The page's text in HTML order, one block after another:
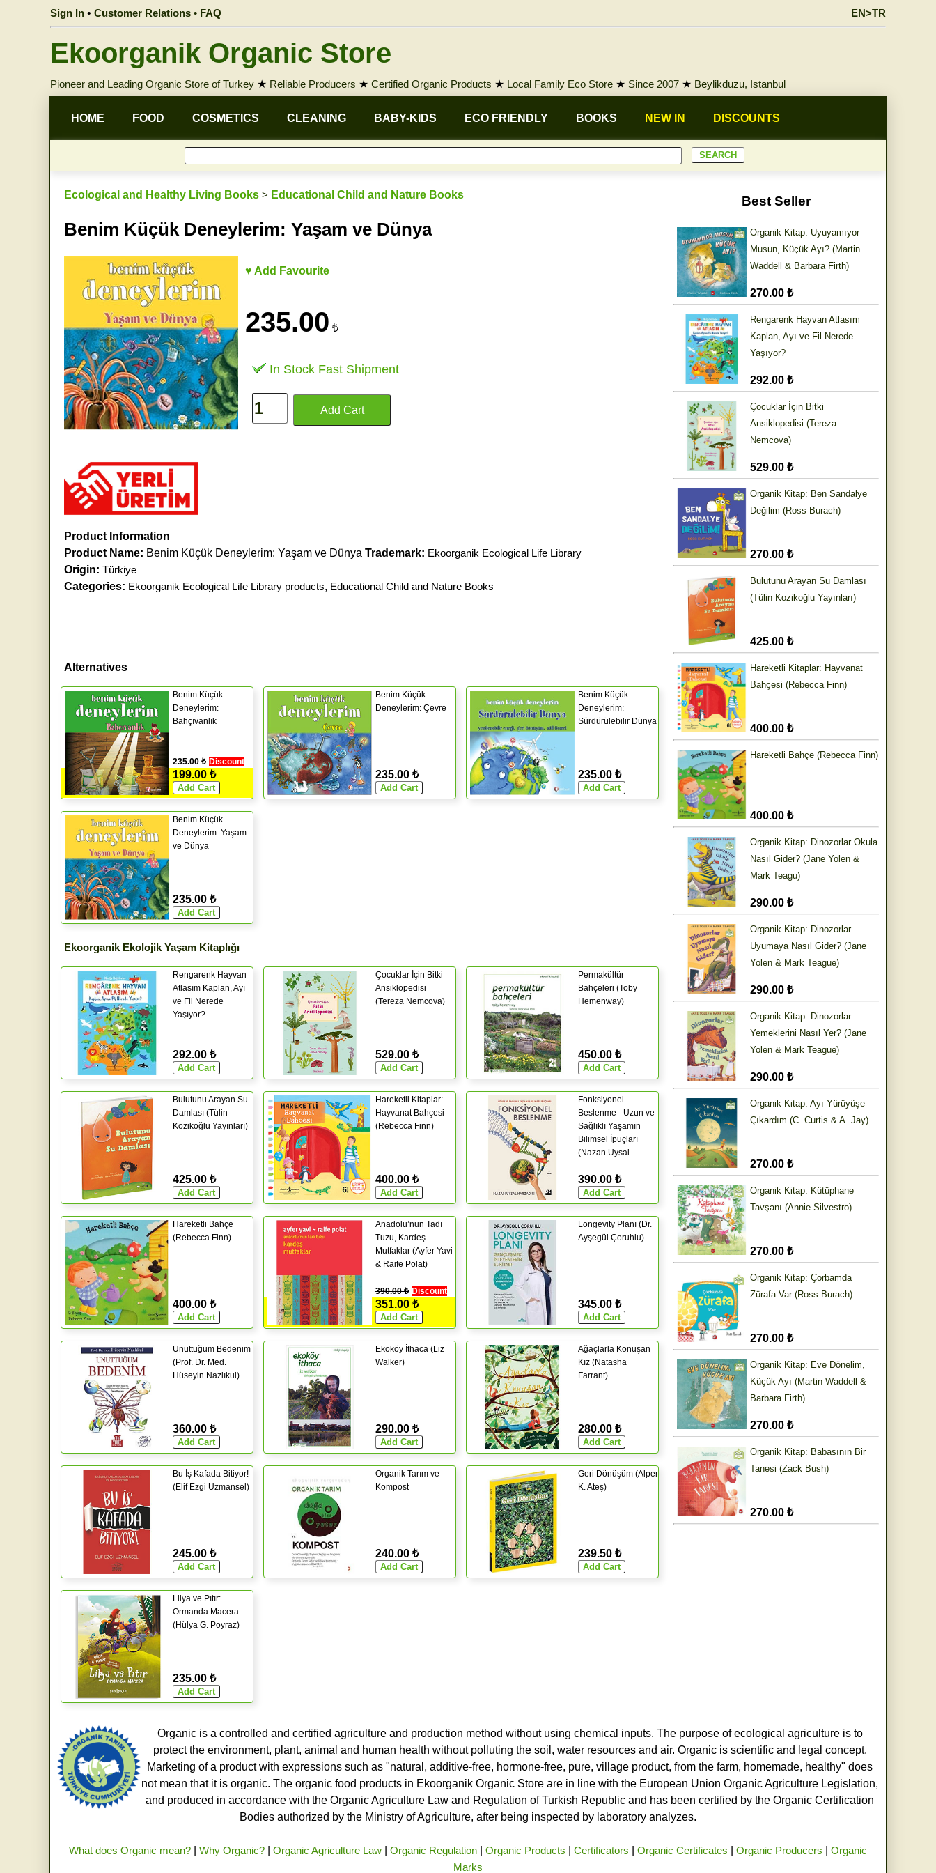
Sign In • Customer Relations • FAQ EN>TR
Ekoorganik Organic Store
Pioneer and Leading Organic Store of Turkey ★ Reliable Producers ★ Certified Organic Products ★ Local Family Eco Store ★ Since 2007 ★ Beylikduzu, Istanbul
HOME FOOD COSMETICS CLEANING BABY-KIDS ECO FRIENDLY BOOKS NEW IN DISCOUNTS
Ecological and Healthy Living Books > Educational Child and Nature Books
Benim Küçük Deneylerim: Yaşam ve Dünya
♥ Add Favourite
235.00 ₺
In Stock Fast Shipment
Product Information
Product Name: Benim Küçük Deneylerim: Yaşam ve Dünya Trademark: Ekoorganik Ecological Life Library
Origin: Türkiye
Categories: Ekoorganik Ecological Life Library products, Educational Child and Nature Books
Alternatives
Benim Küçük
Deneylerim:
Bahçıvanlık
235.00 ₺ Discount
199.00 ₺
Benim Küçük
Deneylerim: Çevre
235.00 ₺
Benim Küçük
Deneylerim:
Sürdürülebilir Dünya
235.00 ₺
Benim Küçük
Deneylerim: Yaşam
ve Dünya
235.00 ₺
Ekoorganik Ekolojik Yaşam Kitaplığı
Rengarenk Hayvan
Atlasım Kaplan, Ayı
ve Fil Nerede
Yaşıyor?
292.00 ₺
Çocuklar İçin Bitki
Ansiklopedisi
(Tereza Nemcova)
529.00 ₺
Permakültür
Bahçeleri (Toby
Hemenway)
450.00 ₺
Bulutunu Arayan Su
Damlası (Tülin
Kozikoğlu Yayınları)
425.00 ₺
Hareketli Kitaplar:
Hayvanat Bahçesi
(Rebecca Finn)
400.00 ₺
Fonksiyonel
Beslenme - Uzun ve
Sağlıklı Yaşamın
Bilimsel İpuçları
(Nazan Uysal
390.00 ₺
Hareketli Bahçe
(Rebecca Finn)
400.00 ₺
Anadolu’nun Tadı
Tuzu, Kardeş
Mutfaklar (Ayfer Yavi
& Raife Polat)
390.00 ₺ Discount
351.00 ₺
Longevity Planı (Dr.
Ayşegül Çoruhlu)
345.00 ₺
Unuttuğum Bedenim
(Prof. Dr. Med.
Hüseyin Nazlıkul)
360.00 ₺
Ekoköy İthaca (Liz
Walker)
290.00 ₺
Ağaçlarla Konuşan
Kız (Natasha
Farrant)
280.00 ₺
Bu İş Kafada Bitiyor!
(Elif Ezgi Uzmansel)
245.00 ₺
Organik Tarım ve
Kompost
240.00 ₺
Geri Dönüşüm (Alper
K. Ateş)
239.50 ₺
Lilya ve Pıtır:
Ormanda Macera
(Hülya G. Poyraz)
235.00 ₺
Best Seller
Organik Kitap: Uyuyamıyor
Musun, Küçük Ayı? (Martin
Waddell & Barbara Firth)
270.00 ₺
Rengarenk Hayvan Atlasım
Kaplan, Ayı ve Fil Nerede
Yaşıyor?
292.00 ₺
Çocuklar İçin Bitki
Ansiklopedisi (Tereza
Nemcova)
529.00 ₺
Organik Kitap: Ben Sandalye
Değilim (Ross Burach)
270.00 ₺
Bulutunu Arayan Su Damlası
(Tülin Kozikoğlu Yayınları)
425.00 ₺
Hareketli Kitaplar: Hayvanat
Bahçesi (Rebecca Finn)
400.00 ₺
Hareketli Bahçe (Rebecca Finn)
400.00 ₺
Organik Kitap: Dinozorlar Okula
Nasıl Gider? (Jane Yolen &
Mark Teagu)
290.00 ₺
Organik Kitap: Dinozorlar
Uyumaya Nasıl Gider? (Jane
Yolen & Mark Teague)
290.00 ₺
Organik Kitap: Dinozorlar
Yemeklerini Nasıl Yer? (Jane
Yolen & Mark Teague)
290.00 ₺
Organik Kitap: Ayı Yürüyüşe
Çıkardım (C. Curtis & A. Jay)
270.00 ₺
Organik Kitap: Kütüphane
Tavşanı (Annie Silvestro)
270.00 ₺
Organik Kitap: Çorbamda
Zürafa Var (Ross Burach)
270.00 ₺
Organik Kitap: Eve Dönelim,
Küçük Ayı (Martin Waddell &
Barbara Firth)
270.00 ₺
Organik Kitap: Babasının Bir
Tanesi (Zack Bush)
270.00 ₺
Organic is a controlled and certified agriculture and production method without using chemical inputs. The purpose of ecological agriculture is to
protect the environment, plant, animal and human health without polluting the soil, water resources and air. Organic is scientific and legal concept.
Marketing of a product with expressions such as "natural, additive-free, hormone-free, pure, village product, from the farm, homemade, healthy" does
not mean that it is organic. The organic food products in Ekoorganik Organic Store are in line with the European Union Organic Agriculture Legislation,
and produced in accordance with the Organic Agriculture Law and Regulation of Turkish Republic and has been certified by the Organic Certification
Bodies authorized by the Ministry of Agriculture, after being inspected by laboratory analyzes.
What does Organic mean? Why Organic? Organic Agriculture Law Organic Regulation Organic Products Certificators Organic Certificates Organic Producers
Organic
Marks